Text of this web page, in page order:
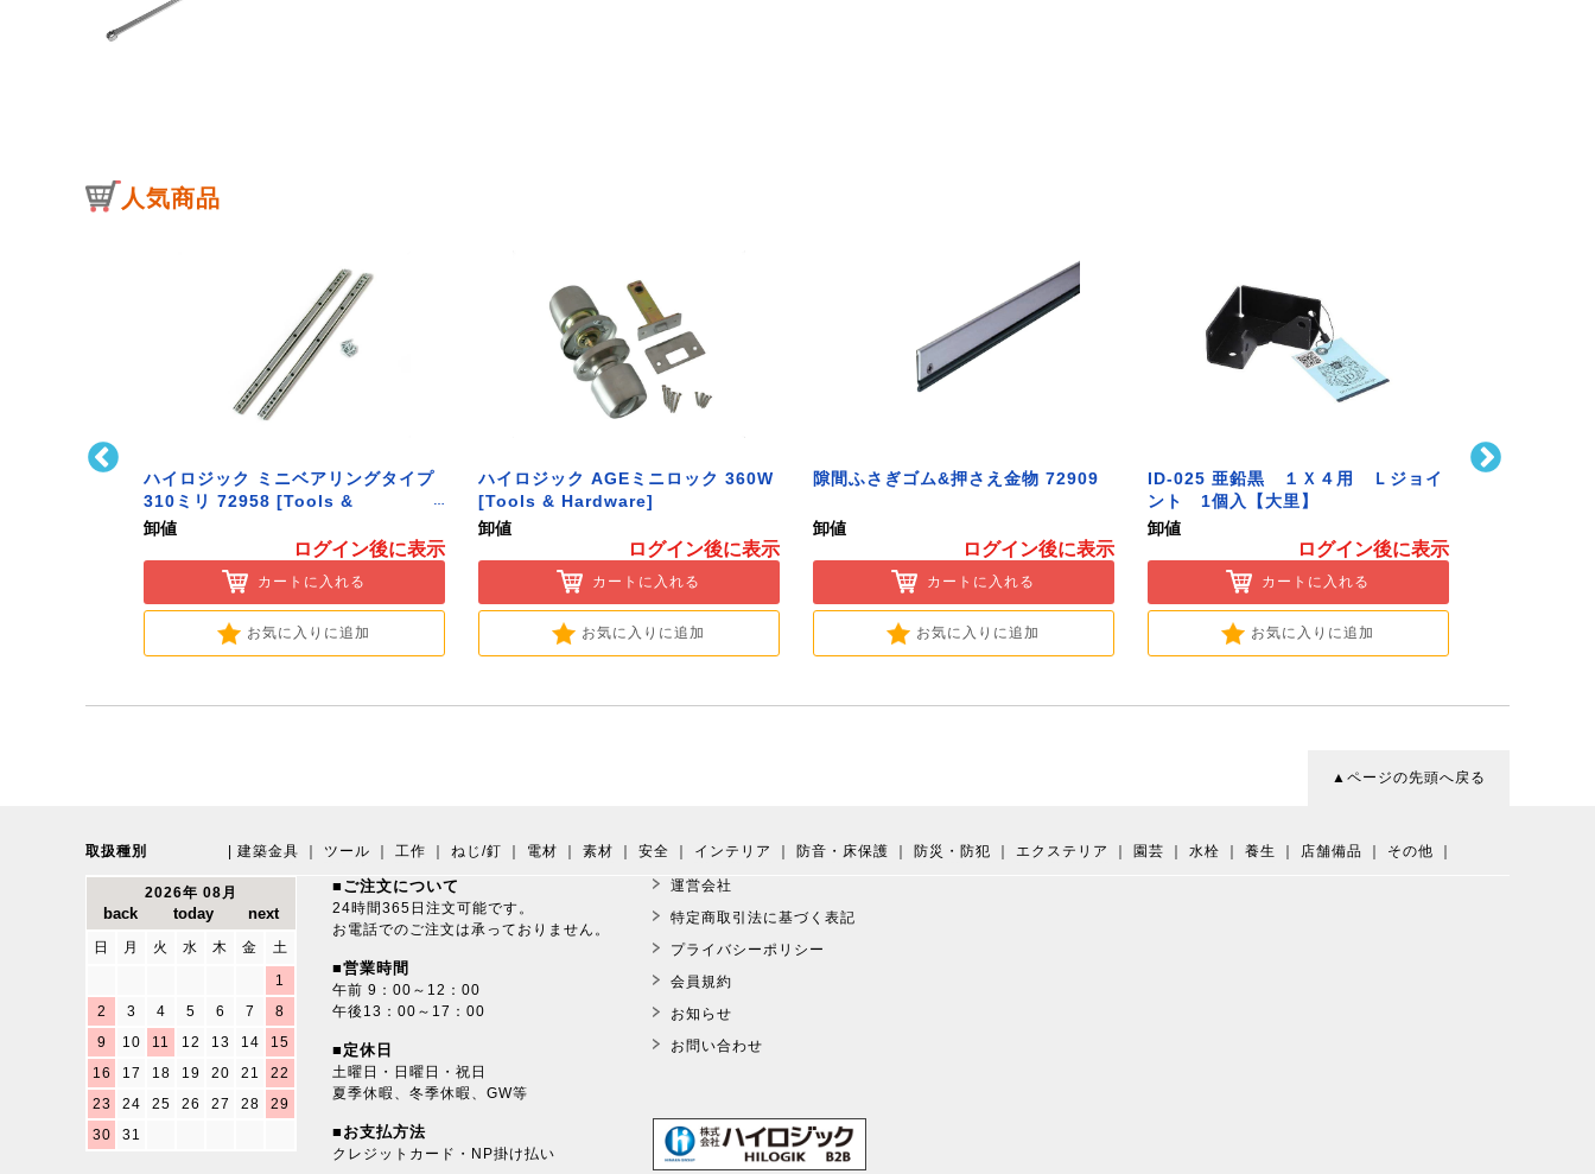
人気商品
ハイロジック ミニベアリングタイプ
310ミリ 72958 [Tools &
Hardware]
卸値
ログイン後に表示
カートに入れる
お気に入りに追加
ハイロジック AGEミニロック 360W
[Tools & Hardware]
卸値
ログイン後に表示
カートに入れる
お気に入りに追加
隙間ふさぎゴム&押さえ金物 72909
卸値
ログイン後に表示
カートに入れる
お気に入りに追加
ID-025 亜鉛黒 １Ｘ４用 Ｌジョイ
ント 1個入【大里】
卸値
ログイン後に表示
カートに入れる
お気に入りに追加
▲ページの先頭へ戻る
取扱種別 建築金具 ツール 工作 ねじ/釘 電材 素材 安全 インテリア 防音・床保護 防災・防犯 エクステリア 園芸 水栓 養生 店舗備品 その他
2026年 08月
日 月 火 水 木 金
土
1
2
3 4 5 6 7
8
9
10 11 12 13 14
15
16
17 18 19 20 21
22
23
24 25 26 27 28
29
30
31
■ご注文について
24時間365日注文可能です。
お電話でのご注文は承っておりません。
■営業時間
午前 9：00～12：00
午後13：00～17：00
■定休日
土曜日・日曜日・祝日
夏季休暇、冬季休暇、GW等
■お支払方法
クレジットカード・NP掛け払い
運営会社
特定商取引法に基づく表記
プライバシーポリシー
会員規約
お知らせ
お問い合わせ